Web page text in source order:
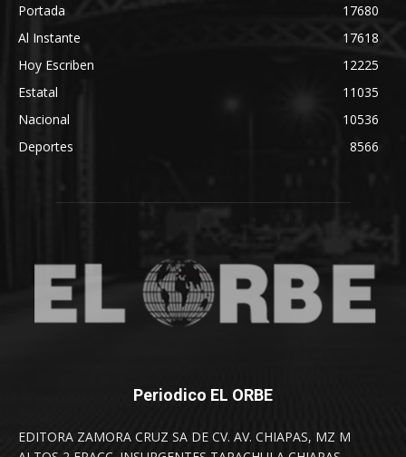
Portada
17680
Al Instante
17618
Hoy Escriben
12225
Estatal
11035
Nacional
10536
Deportes
8566
Periodico EL ORBE
EDITORA ZAMORA CRUZ SA DE CV. AV. CHIAPAS, MZ M